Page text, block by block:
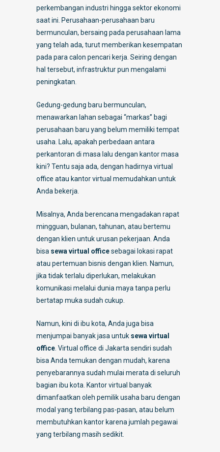
perkembangan industri hingga sektor ekonomi
saat ini. Perusahaan-perusahaan baru
bermunculan, bersaing pada perusahaan lama
yang telah ada, turut memberikan kesempatan
pada para calon pencari kerja. Seiring dengan
hal tersebut, infrastruktur pun mengalami
peningkatan.
Gedung-gedung baru bermunculan,
menawarkan lahan sebagai “markas” bagi
perusahaan baru yang belum memiliki tempat
usaha. Lalu, apakah perbedaan antara
perkantoran di masa lalu dengan kantor masa
kini? Tentu saja ada, dengan hadirnya virtual
office atau kantor virtual memudahkan untuk
Anda bekerja.
Misalnya, Anda berencana mengadakan rapat
mingguan, bulanan, tahunan, atau bertemu
dengan klien untuk urusan pekerjaan. Anda
bisa sewa virtual officesebagai lokasi rapat
atau pertemuan bisnis dengan klien. Namun,
jika tidak terlalu diperlukan, melakukan
komunikasi melalui dunia maya tanpa perlu
bertatap muka sudah cukup.
Namun, kini di ibu kota, Anda juga bisa
menjumpai banyak jasa untuk sewa virtual
office . Virtual office di Jakarta sendiri sudah
bisa Anda temukan dengan mudah, karena
penyebarannya sudah mulai merata di seluruh
bagian ibu kota. Kantor virtual banyak
dimanfaatkan oleh pemilik usaha baru dengan
modal yang terbilang pas-pasan, atau belum
membutuhkan kantor karena jumlah pegawai
yang terbilang masih sedikit.